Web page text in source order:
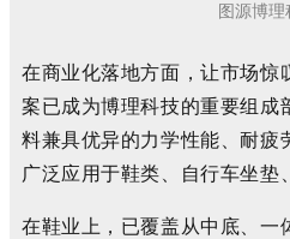
图源博理
在商业化落地方面，让市场惊
案已成为博理科技的重要组成
料兼具优异的力学性能、耐疲
广泛应用于鞋类、自行车坐垫
在鞋业上，已覆盖从中底、一